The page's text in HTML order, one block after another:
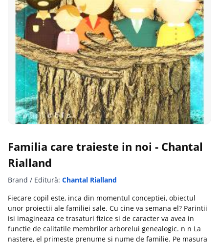
Familia care traieste in noi - Chantal
Rialland
Brand / Editură: Chantal Rialland
Fiecare copil este, inca din momentul conceptiei, obiectul
unor proiectii ale familiei sale. Cu cine va semana el? Parintii
isi imagineaza ce trasaturi fizice si de caracter va avea in
functie de calitatile membrilor arborelui genealogic. n n La
nastere, el primeste prenume si nume de familie. Pe masura